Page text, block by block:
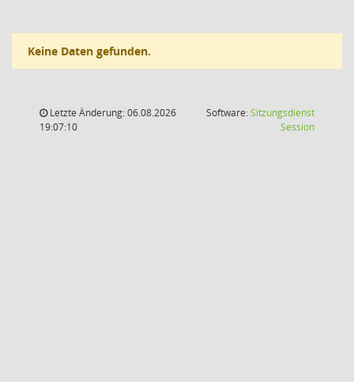
Keine Daten gefunden.
Letzte Änderung: 06.08.2026
19:07:10
Software:Sitzungsdienst
Session(Wird in